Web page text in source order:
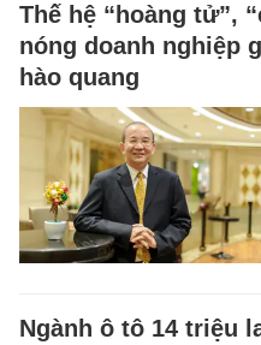
Thế hệ “hoàng tử”,
nóng doanh nghiệp
hào quang
Ngành ô tô 14 triệu